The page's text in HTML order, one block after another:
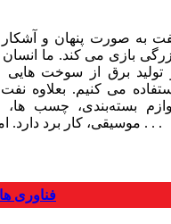
به صورت پنهان و
بازی می کند. ما
تولید برق از سوخت هایی
می کنیم. بعلاوه نفت
بسته‌بندی‌، چسب
موسیقی، کار برد دارد. اما جالب است بدانید نفت خام موارد استفاده . . .
فناوری